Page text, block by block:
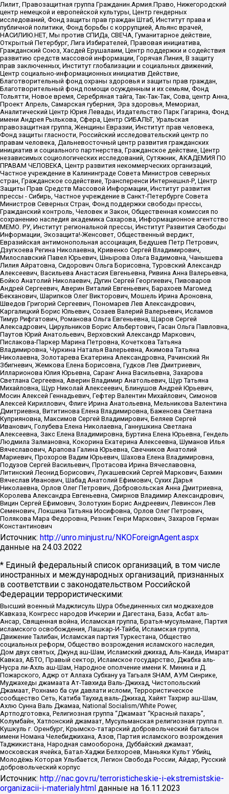
Лилит, Правозащитная группа Гражданин.Армия.Право, Нижегородский
центр немецкой и европейской культуры, Центр гендерных
исследований, Фонд защиты прав граждан Штаб, Институт права и
публичной политики, Фонд борьбы с коррупцией, Альянс врачей,
НАСИЛИЮ.НЕТ, Мы против СПИДа, СВЕЧА, Гуманитарное действие,
Открытый Петербург, Лига Избирателей, Правовая инициатива,
Гражданский Союз, Хасдей Ерушалаим, Центр поддержки и содействия
развитию средств массовой информации, Горячая Линия, В защиту
прав заключенных, Институт глобализации и социальных движений,
Центр социально-информационных инициатив Действие,
Благотворительный фонд охраны здоровья и защиты прав граждан,
Благотворительный фонд помощи осужденным и их семьям, Фонд
Тольятти, Новое время, Серебряная тайга, Так-Так-Так, Сова, центр Анна,
Проект Апрель, Самарская губерния, Эра здоровья, Мемориал,
Аналитический Центр Юрия Левады, Издательство Парк Гагарина, Фонд
имени Андрея Рылькова, Сфера, Центр СИБАЛЬТ, Уральская
правозащитная группа, Женщины Евразии, Институт прав человека,
Фонд защиты гласности, Российский исследовательский центр по
правам человека, Дальневосточный центр развития гражданских
инициатив и социального партнерства, Гражданское действие, Центр
независимых социологических исследований, Сутяжник, АКАДЕМИЯ ПО
ПРАВАМ ЧЕЛОВЕКА, Центр развития некоммерческих организаций,
Частное учреждение в Калининграде Совета Министров северных
стран, Гражданское содействие, Трансперенси Интернешнл-Р, Центр
Защиты Прав Средств Массовой Информации, Институт развития
прессы - Сибирь, Частное учреждение в Санкт-Петербурге Совета
Министров Северных Стран, Фонд поддержки свободы прессы,
Гражданский контроль, Человек и Закон, Общественная комиссия по
сохранению наследия академика Сахарова, Информационное агентство
МЕМО. РУ, Институт региональной прессы, Институт Развития Свободы
Информации, Экозащита!-Женсовет, Общественный вердикт,
Евразийская антимонопольная ассоциация, Бедушев Петр Петрович,
Дзугкоева Регина Николаевна, Кривенко Сергей Владимирович,
Милославский Павел Юрьевич, Шнырова Ольга Вадимовна, Чанышева
Лилия Айратовна, Сидорович Ольга Борисовна, Туровский Александр
Алексеевич, Васильева Анастасия Евгеньевна, Ривина Анна Валерьевна,
Бойко Анатолий Николаевич, Дугин Сергей Георгиевич, Пивоваров
Андрей Сергеевич, Аверин Виталий Евгеньевич, Барахоев Магомед
Бекханович, Шарипков Олег Викторович, Мошель Ирина Ароновна,
Шведов Григорий Сергеевич, Пономарев Лев Александрович,
Каргалицкий Борис Юльевич, Созаев Валерий Валерьевич, Исламов
Тимур Рифгатович, Романова Ольга Евгеньевна, Щаров Сергей
Алексадрович, Цирульников Борис Альбертович, Гасан Ольга Павловна,
Паутов Юрий Анатольевич, Верховский Александр Маркович,
Пислакова-Паркер Марина Петровна, Кочеткова Татьяна
Владимировна, Чуркина Наталья Валерьевна, Акимова Татьяна
Николаевна, Золотарева Екатерина Александровна, Рачинский Ян
Збигневич, Жемкова Елена Борисовна, Гудков Лев Дмитриевич,
Илларионова Юлия Юрьевна, Саранг Анна Васильевна, Захарова
Светлана Сергеевна, Аверин Владимир Анатольевич, Щур Татьяна
Михайловна, Щур Николай Алексеевич, Блинушов Андрей Юрьевич,
Мосин Алексей Геннадьевич, Гефтер Валентин Михайлович, Симонов
Алексей Кириллович, Флиге Ирина Анатольевна, Мельникова Валентина
Дмитриевна, Вититинова Елена Владимировна, Баженова Светлана
Куприяновна, Максимов Сергей Владимирович, Беляев Сергей
Иванович, Голубева Елена Николаевна, Ганнушкина Светлана
Алексеевна, Закс Елена Владимировна, Буртина Елена Юрьевна, Гендель
Людмила Залмановна, Кокорина Екатерина Алексеевна, Шуманов Илья
Вячеславович, Арапова Галина Юрьевна, Свечников Анатолий
Мариевич, Прохоров Вадим Юрьевич, Шахова Елена Владимировна,
Подузов Сергей Васильевич, Протасова Ирина Вячеславовна,
Литинский Леонид Борисович, Лукашевский Сергей Маркович, Бахмин
Вячеслав Иванович, Шабад Анатолий Ефимович, Сухих Дарья
Николаевна, Орлов Олег Петрович, Добровольская Анна Дмитриевна,
Королева Александра Евгеньевна, Смирнов Владимир Александрович,
Вицин Сергей Ефимович, Золотухин Борис Андреевич, Левинсон Лев
Семенович, Локшина Татьяна Иосифовна, Орлов Олег Петрович,
Полякова Мара Федоровна, Резник Генри Маркович, Захаров Герман
Константинович
Источник: http://unro.minjust.ru/NKOForeignAgent.aspx
данные на 24.03.2022
* Единый федеральный список организаций, в том числе
иностранных и международных организаций, признанных
в соответствии с законодательством Российской
Федерации террористическими:
Высший военный Маджлисуль Шура Объединенных сил моджахедов
Кавказа, Конгресс народов Ичкерии и Дагестана, База, Асбат аль-
Ансар, Священная война, Исламская группа, Братья-мусульмане, Партия
исламского освобождения, Лашкар-И-Тайба, Исламская группа,
Движение Талибан, Исламская партия Туркестана, Общество
социальных реформ, Общество возрождения исламского наследия,
Дом двух святых, Джунд аш-Шам, Исламский джихад, Аль-Каида, Имарат
Кавказ, АБТО, Правый сектор, Исламское государство, Джабха аль-
Нусра ли-Ахль аш-Шам, Народное ополчение имени К. Минина и Д.
Пожарского, Аджр от Аллаха Субхану уа Тагьаля SHAM, АУМ Синрике,
Муджахеды джамаата Ат-Тавхида Валь-Джихад, Чистопольский
Джамаат, Рохнамо ба суи давлати исломи, Террористическое
сообщество Сеть, Катиба Таухид валь-Джихад, Хайят Тахрир аш-Шам,
Ахлю Сунна Валь Джамаа, National Socialism/White Power,
Артподготовка, Религиозная группа “Джамаат “Красный пахарь”,
Колумбайн, Хатлонский джамаат, Мусульманская религиозная группа п.
Кушкуль г. Оренбург, Крымско-татарский добровольческий батальон
имени Номана Челебиджихана, Азов, Партия исламского возрождения
Таджикистана, Народная самооборона, Дуббайский джамаат,
московская ячейка, Батал-Хаджи Белхороев, Маньяки Культ Убийц,
Молодёжь Которая Улыбается, Легион Свобода России, Айдар, Русский
добровольческий корпус
Источник: http://nac.gov.ru/terroristicheskie-i-ekstremistskie-
organizacii-i-materialy.html данные на 16.11.2023